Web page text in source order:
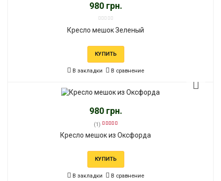
980 грн.
Кресло мешок Зеленый
КУПИТЬ
В закладки В сравнение
980 грн.
(1)
Кресло мешок из Оксфорда
КУПИТЬ
В закладки В сравнение